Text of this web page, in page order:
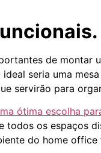
de montar
seria uma
servirão para
ótima escolha
todos os espaços
do home office